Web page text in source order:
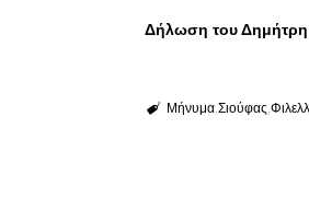
Δήλωση του
Μήνυμα Σιούφας